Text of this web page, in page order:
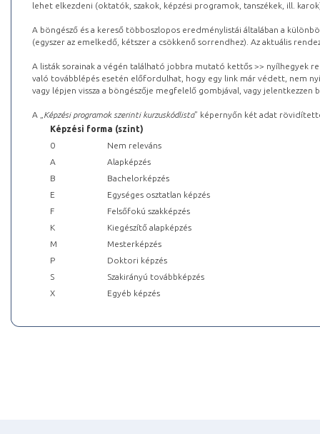
lehet elkezdeni (oktatók, szakok, képzési programok, tanszékek, ill.
A böngésző és a kereső többoszlopos eredménylistái általában a
(egyszer az emelkedő, kétszer a csökkenő sorrendhez). Az aktuális
A listák sorainak a végén található jobbra mutató kettős >> nyílhegyek
való továbblépés esetén előfordulhat, hogy egy link már védett, nem
vagy lépjen vissza a böngészője megfelelő gombjával, vagy
A „ Képzési programok szerinti kurzuskódlista” képernyőn két adat
Képzési forma (szint)
0
Nem releváns
A
Alapképzés
B
Bachelorképzés
E
Egységes osztatlan képzés
F
Felsőfokú szakképzés
K
Kiegészítő alapképzés
M
Mesterképzés
P
Doktori képzés
S
Szakirányú továbbképzés
X
Egyéb képzés